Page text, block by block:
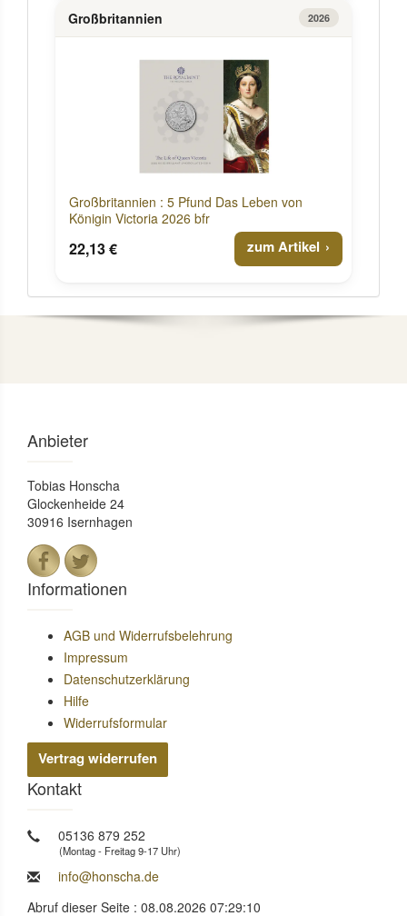
Großbritannien 2026
Großbritannien : 5 Pfund Das Leben von
Königin Victoria 2026 bfr
22,13 € zum Artikel
Anbieter
Tobias Honscha
Glockenheide 24
30916 Isernhagen
Informationen
AGB und Widerrufsbelehrung
Impressum
Datenschutzerklärung
Hilfe
Widerrufsformular
Vertrag widerrufen
Kontakt
05136 879 252
(Montag - Freitag 9-17 Uhr)
info@honscha.de
Abruf dieser Seite : 08.08.2026 07:29:10